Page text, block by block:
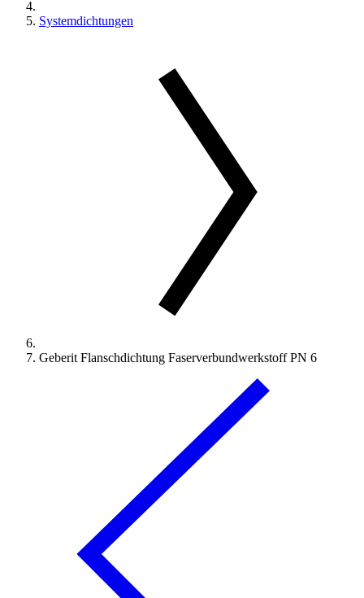
Systemdichtungen
Geberit Flanschdichtung Faserverbundwerkstoff PN 6